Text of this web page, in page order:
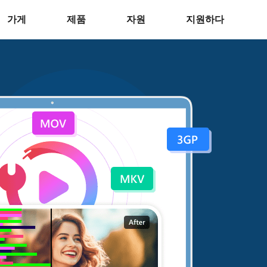
가게 제품 자원 지원하다